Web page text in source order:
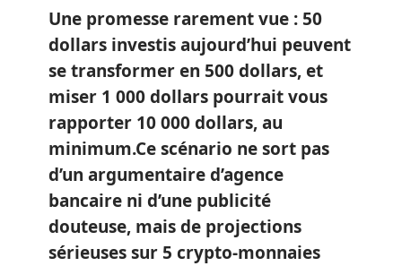
Une promesse rarement vue : 50
dollars investis aujourd’hui peuvent
se transformer en 500 dollars, et
miser 1 000 dollars pourrait vous
rapporter 10 000 dollars, au
minimum.Ce scénario ne sort pas
d’un argumentaire d’agence
bancaire ni d’une publicité
douteuse, mais de projections
sérieuses sur 5 crypto-monnaies